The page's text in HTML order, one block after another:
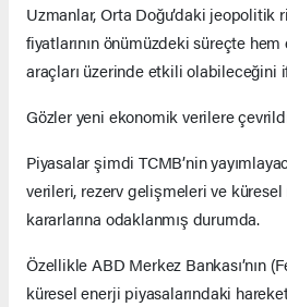
Uzmanlar, Orta Doğu’daki jeopolitik
fiyatlarının önümüzdeki süreçte hem
araçları üzerinde etkili olabileceğini
Gözler yeni ekonomik verilere
Piyasalar şimdi TCMB’nin
verileri, rezerv gelişmeleri ve küresel
kararlarına odaklanmış durumda.
Özellikle ABD Merkez Bankası’nın
küresel enerji piyasalarındaki